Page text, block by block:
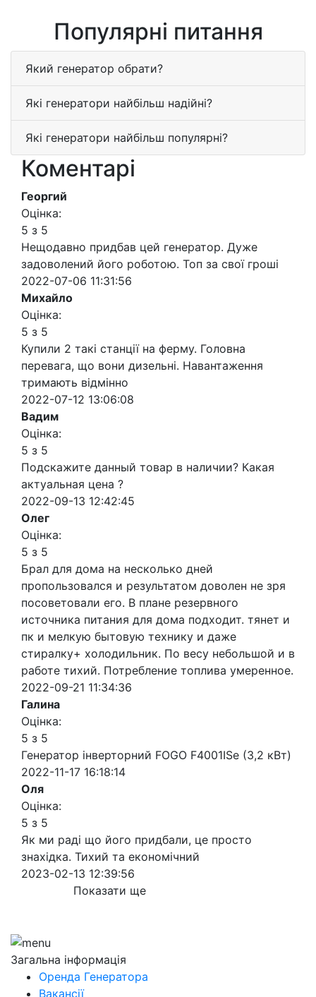
Популярні питання
Який генератор обрати?
Які генератори найбільш надійні?
Які генератори найбільш популярні?
Коментарі
Георгий
Оцінка:
5 з 5
Нещодавно придбав цей генератор. Дуже
задоволений його роботою. Топ за свої гроші
2022-07-06 11:31:56
Михайло
Оцінка:
5 з 5
Купили 2 такі станції на ферму. Головна
перевага, що вони дизельні. Навантаження
тримають відмінно
2022-07-12 13:06:08
Вадим
Оцінка:
5 з 5
Подскажите данный товар в наличии? Какая
актуальная цена ?
2022-09-13 12:42:45
Олег
Оцінка:
5 з 5
Брал для дома на несколько дней
пропользовался и результатом доволен не зря
посоветовали его. В плане резервного
источника питания для дома подходит. тянет и
пк и мелкую бытовую технику и даже
стиралку+ холодильник. По весу небольшой и в
работе тихий. Потребление топлива умеренное.
2022-09-21 11:34:36
Галина
Оцінка:
5 з 5
Генератор інверторний FOGO F4001ISe (3,2 кВт)
2022-11-17 16:18:14
Оля
Оцінка:
5 з 5
Як ми раді що його придбали, це просто
знахідка. Тихий та економічний
2023-02-13 12:39:56
Показати ще
Загальна інформація
Оренда Генератора
Вакансії